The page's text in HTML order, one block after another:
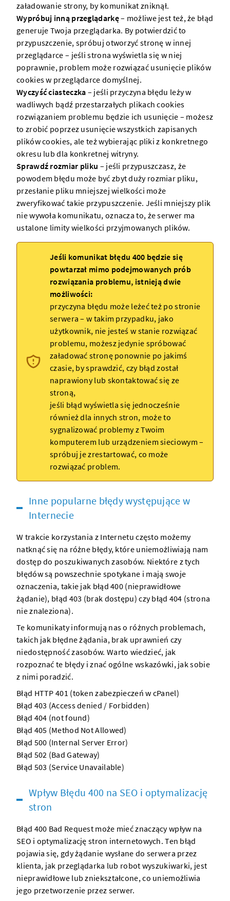
załadowanie strony, by komunikat zniknął.
Wypróbuj inną przeglądarkę– możliwe jest też, że błąd
generuje Twoja przeglądarka. By potwierdzić to
przypuszczenie, spróbuj otworzyć stronę w innej
przeglądarce – jeślistrona wyświetla się w niej
poprawnie, problem może rozwiązać usunięcie plików
cookies w przeglądarce domyślnej.
Wyczyść ciasteczka – jeśli przyczyna błędu leży w
wadliwych bądź przestarzałych plikach cookies
rozwiązaniem problemu będzie ich usunięcie – możesz
to zrobić poprzez usunięcie wszystkich zapisanych
plików cookies, ale też wybierając pliki z konkretnego
okresu lub dla konkretnej witryny.
Sprawdź rozmiar pliku – jeśli przypuszczasz, że
powodem błędu może być zbyt duży rozmiar pliku,
przesłanie pliku mniejszej wielkości może
zweryfikować takie przypuszczenie. Jeśli mniejszy plik
nie wywoła komunikatu, oznacza to, żeserwer ma
ustalone limity wielkości przyjmowanych plików.
Jeśli komunikat błędu 400 będzie się
powtarzał mimo podejmowanych prób
rozwiązania problemu, istnieją dwie
możliwości:
przyczyna błędu może leżeć też po stronie
serwera – w takim przypadku, jako
użytkownik, nie jesteś w stanie rozwiązać
problemu, możesz jedynie spróbować
załadowaćstronęponownie po jakimś
czasie, by sprawdzić, czy błąd został
naprawiony lub skontaktować się ze
stroną,
jeśli błąd wyświetla się jednocześnie
również dla innych stron, może to
sygnalizować problemy z Twoim
komputerem lub urządzeniem sieciowym –
spróbuj je zrestartować, co może
rozwiązać problem.
Inne popularne błędy występujące w
Internecie
W trakcie korzystania z Internetu często możemy
natknąć się na różne błędy, które uniemożliwiają nam
dostęp do poszukiwanych zasobów. Niektóre z tych
błędów są powszechnie spotykane i mają swoje
oznaczenia, takie jak błąd 400 (nieprawidłowe
żądanie), błąd 403 (brak dostępu) czy błąd 404 (strona
nie znaleziona).
Te komunikaty informują nas o różnych problemach,
takich jak błędne żądania, brak uprawnień czy
niedostępność zasobów. Warto wiedzieć, jak
rozpoznać te błędy i znać ogólne wskazówki, jak sobie
z nimi poradzić.
Błąd HTTP 401 (token zabezpieczeń w cPanel)
Błąd 403 (Access denied / Forbidden)
Błąd 404 (not found)
Błąd 405 (Method Not Allowed)
Błąd 500 (Internal Server Error)
Błąd 502 (Bad Gateway)
Błąd 503 (Service Unavailable)
Wpływ Błędu 400 na SEO i optymalizację
stron
Błąd 400 Bad Request może mieć znaczący wpływ na
SEO i optymalizację stron internetowych. Ten błąd
pojawia się, gdy żądanie wysłane do serwera przez
klienta, jak przeglądarka lub robot wyszukiwarki, jest
nieprawidłowe lub zniekształcone, co uniemożliwia
jego przetworzenie przez serwer.